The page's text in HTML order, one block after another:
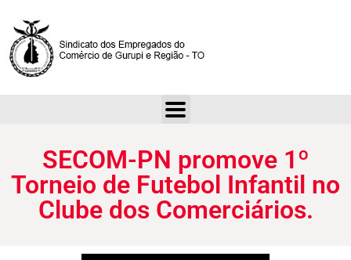
SECOM-PN promove 1º
Torneio de Futebol Infantil no
Clube dos Comerciários.